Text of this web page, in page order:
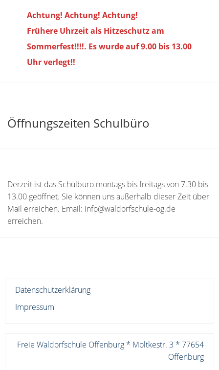
Achtung! Achtung! Achtung!
Frühere Uhrzeit als Hitzeschutz am
Sommerfest!!!!. Es wurde auf 9.00 bis 13.00
Uhr verlegt!!
Öffnungszeiten Schulbüro
Derzeit ist das Schulbüro montags bis freitags von 7.30 bis
13.00 geöffnet. Sie können uns außerhalb dieser Zeit über
Mail erreichen. Email: info@waldorfschule-og.de
erreichen.
Datenschutzerklärung
Impressum
Freie Waldorfschule Offenburg * Moltkestr. 3 * 77654
Offenburg